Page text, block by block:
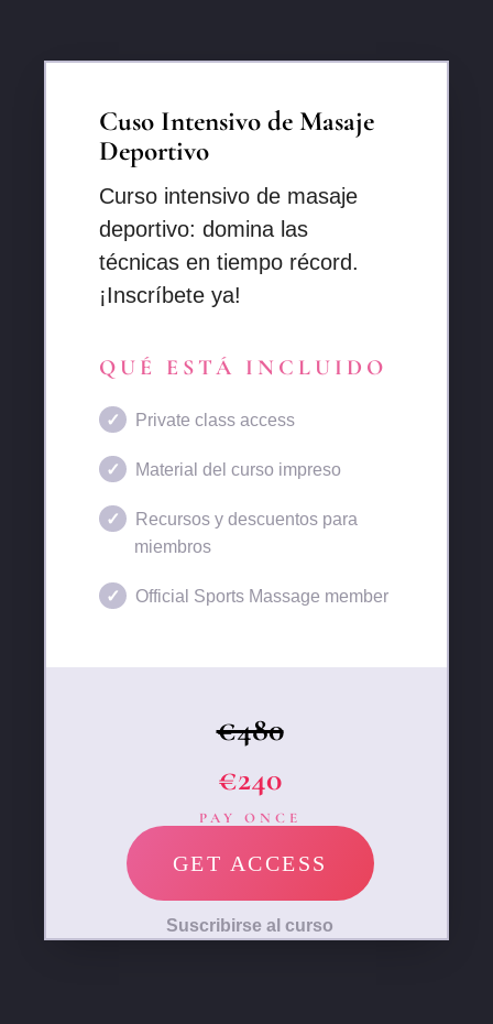
Cuso Intensivo de Masaje
Deportivo
Curso intensivo de masaje
deportivo: domina las
técnicas en tiempo récord.
¡Inscríbete ya!
QUÉ ESTÁ INCLUIDO
Private class access
Material del curso impreso
Recursos y descuentos para
miembros
Official Sports Massage member
€480
€240
PAY ONCE
GET ACCESS
Suscribirse al curso